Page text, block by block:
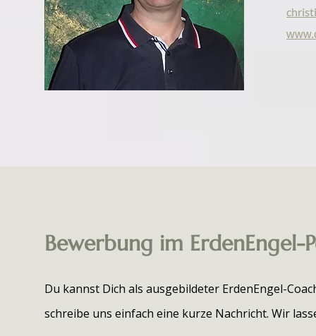
Bewerbung im ErdenEngel-
Du kannst Dich als ausgebildeter ErdenEngel-
schreibe uns einfach eine kurze Nachricht. Wir